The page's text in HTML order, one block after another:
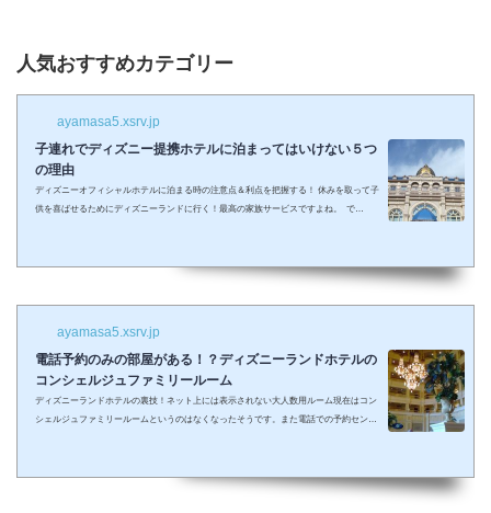
人気おすすめカテゴリー
ayamasa5.xsrv.jp
子連れでディズニー提携ホテルに泊まってはいけない５つ
の理由
ディズニーオフィシャルホテルに泊まる時の注意点＆利点を把握する！ 休みを取って子
供を喜ばせるためにディズニーランドに行く！最高の家族サービスですよね。 で
ラした夢の国を可愛い我が子に見せたかったのに・・・。 そんな時、「ディズニーラ...
ayamasa5.xsrv.jp
電話予約のみの部屋がある！？ディズニーランドホテルの
コンシェルジュファミリールーム
ディズニーランドホテルの裏技！ネット上には表示されない大人数用ルーム現在はコン
シェルジュファミリールームというのはなくなったそうです。また電話での予約センタ
ュ・スーペリアルーム（パークビュー）（7-8階）④コンシェルジュ・デラックスルー